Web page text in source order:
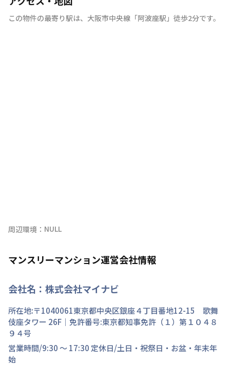
この物件の最寄り駅は、 大阪市中央線 「阿波座駅 」 徒歩2分です。
周辺環境： NULL
マンスリーマンション運営会社情報
会社名： 株式会社マイナビ
所在地:〒1040061東京都中央区銀座４丁目番地12-15 歌舞
伎座タワー 26F ｜免許番号:東京都知事免許（１）第１０４８
９４号
営業時間/9:30 ～ 17:30 定休日/土日・祝祭日・お盆・年末年
始